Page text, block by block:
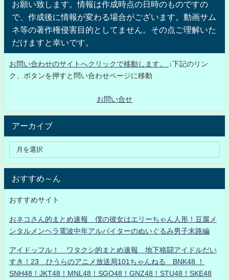
お願い致します。情報は作成時点の日時のものですの
で、作成後に情報が変わる場合がございます。動画サム
ネ等の著作権侵害目的としてません。その点ご理解いた
だけますと幸いです。
お問い合わせのサイトへクリックで移動します。
↓下記のリン
ク、ボタンを押すと問い合わせページに移動
お問い合せ
アーカイブ
おすすめ～ん
おすすめサイト
おネコさん的まとめ速報 僕の彼女はエリーちゃん人形！豆腐メ
ンタルメンヘラ電波中年アルバイターのぬいぐるみ男子末路編
アイドッフル！ ワタクシ的まとめ速報 地下格闘アイドルだい
すき！23 ひうらのアニメ放送局101ちゃんねる BNK48 ！
SNH48！JKT48！MNL48！SGO48！GNZ48！STU48！SKE48